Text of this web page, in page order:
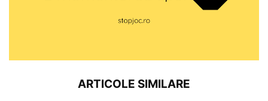
ARTICOLE SIMILARE